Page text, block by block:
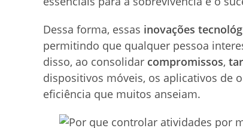
Dessa forma, essas inovações
permitindo que qualquer pessoa
disso, ao consolidar compromissos,
dispositivos móveis, os aplicativos de
eficiência que muitos anseiam.